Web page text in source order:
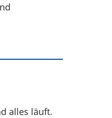
alles läuft.